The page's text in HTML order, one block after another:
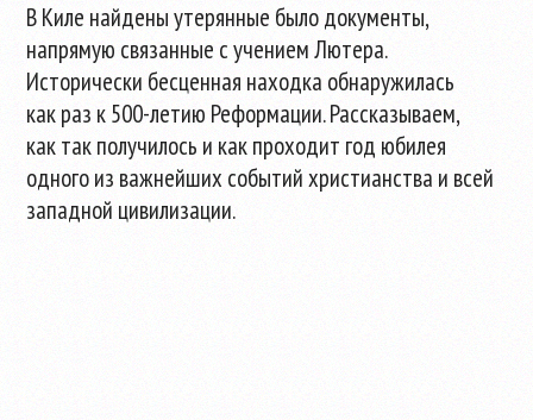
В Киле найдены утерянные было документы,
напрямую связанные с учением Лютера.
Исторически бесценная находка обнаружилась
как раз к 500-летию Реформации. Рассказываем,
как так получилось и как проходит год юбилея
одного из важнейших событий христианства и всей
западной цивилизации.